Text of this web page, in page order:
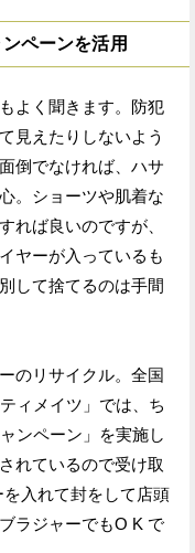
ペーンを活用
よく聞きます。防犯
見えたりしないよう
倒でなければ、ハサ
。ショーツや肌着な
れば良いのですが、
ヤーが入っているも
して捨てるのは手間
のリサイクル。全国
ィメイツ」では、ち
ンペーン」を実施し
れているので受け取
入れて封をして店頭
ラジャーでもO K で